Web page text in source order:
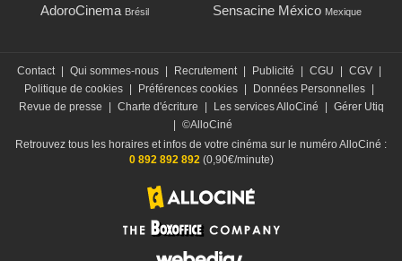
AdoroCinema Brésil Sensacine México Mexique
Contact Qui sommes-nous Recrutement Publicité CGU CGV
Politique de cookies
Préférences cookies Données Personnelles
Revue de presse
Charte d'écriture Les services AlloCiné
Gérer Utiq
©AlloCiné
Retrouvez tous les horaires et infos de votre cinéma sur le numéro AlloCiné :
0 892 892 892(0,90€/minute)